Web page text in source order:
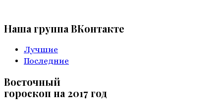
Наша группа ВКонтакте
Лучшие
Последние
Восточный
гороскоп на 2017 год